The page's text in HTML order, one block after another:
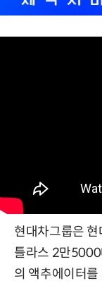
현대차그룹은
틀라스 2만5000
의 액추에이터